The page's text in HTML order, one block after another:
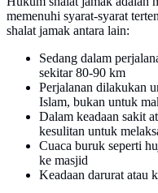
memenuhi syarat-syarat
shalat jamak antara lain:
Sedang dalam
sekitar 80-90 km
Perjalanan dilakukan
Islam, bukan untuk
Dalam keadaan sakit
kesulitan untuk
Cuaca buruk seperti
ke masjid
Keadaan darurat atau